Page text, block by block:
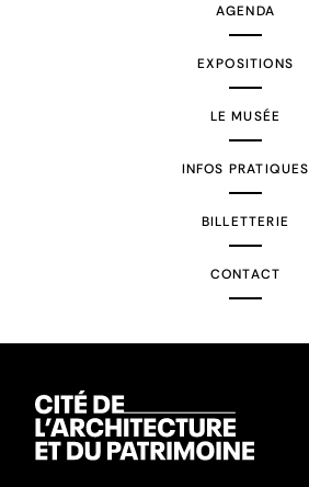
AGENDA
EXPOSITIONS
LE MUSÉE
INFOS PRATIQUES
BILLETTERIE
CONTACT